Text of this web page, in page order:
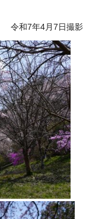
令和7年4月7日撮影